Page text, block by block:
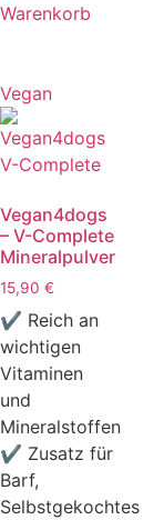
Warenkorb
Vegan
Vegan4dogs
– V-Complete
Mineralpulver
15,90 €
✔ Reich an
wichtigen
Vitaminen
und
Mineralstoffen
✔ Zusatz für
Barf,
Selbstgekochtes